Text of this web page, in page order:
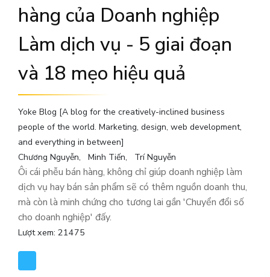
hàng của Doanh nghiệp
Làm dịch vụ - 5 giai đoạn
và 18 mẹo hiệu quả
Yoke Blog [A blog for the creatively-inclined business
people of the world. Marketing, design, web development,
and everything in between]
Chương Nguyễn
Minh Tiến Trí Nguyễn
Ôi cái phễu bán hàng, không chỉ giúp doanh nghiệp làm
dịch vụ hay bán sản phẩm sẽ có thêm nguồn doanh thu,
mà còn là minh chứng cho tương lai gần 'Chuyển đổi số
cho doanh nghiệp' đấy.
Lượt xem: 21475